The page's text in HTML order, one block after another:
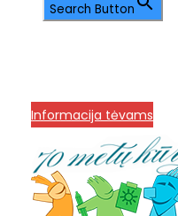
Search Button
Informacija tėvams